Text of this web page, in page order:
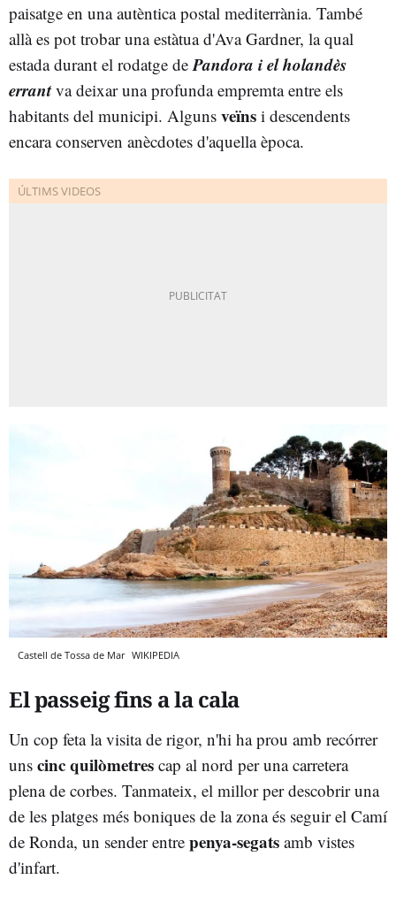
paisatge en una autèntica postal mediterrània. També
allà es pot trobar una estàtua d'Ava Gardner, la qual
estada durant el rodatge de Pandora i el holandès
errantva deixar una profunda empremta entre els
habitants del municipi. Alguns veïns i descendents
encara conserven anècdotes d'aquella època.
Castell de Tossa de Mar WIKIPEDIA
El passeig fins a la cala
Un cop feta la visita de rigor, n'hi ha prou amb recórrer
uns cinc quilòmetres cap al nord per una carretera
plena de corbes. Tanmateix, el millor per descobrir una
de les platges més boniques de la zona és seguir el Camí
de Ronda, un sender entre penya-segats amb vistes
d'infart.